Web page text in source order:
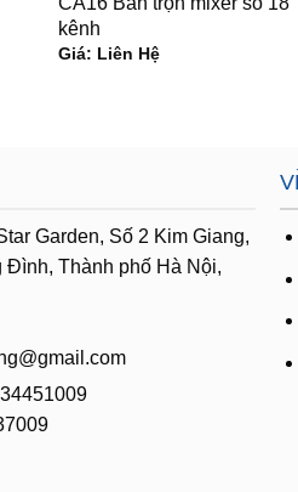
kênh
Giá: Liên Hệ
Garden, Số 2 Kim Giang,
Thành phố Hà Nội,